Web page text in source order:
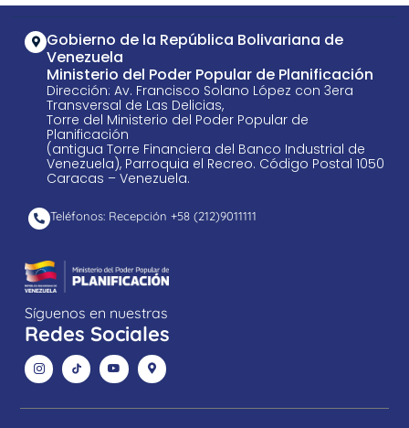
Gobierno de la República Bolivariana de
Venezuela
Ministerio del Poder Popular de Planificación
Dirección: Av. Francisco Solano López con 3era
Transversal de Las Delicias,
Torre del Ministerio del Poder Popular de
Planificación
(antigua Torre Financiera del Banco Industrial de
Venezuela), Parroquia el Recreo. Código Postal 1050
Caracas – Venezuela.
Teléfonos: Recepción +58 ​(212)9011111
Síguenos en nuestras
Redes Sociales